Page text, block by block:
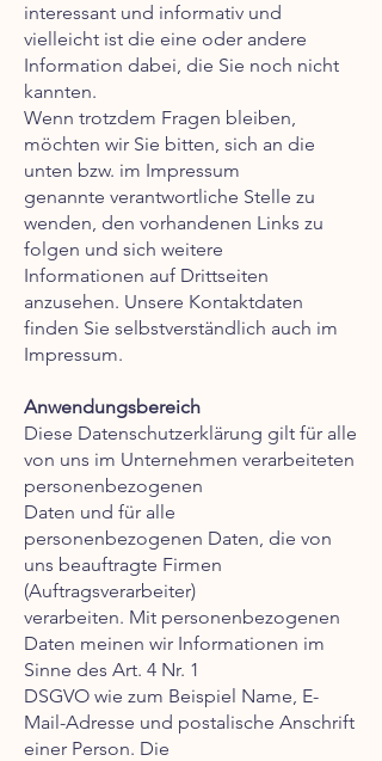
interessant und informativ und
vielleicht ist die eine oder andere
Information dabei, die Sie noch nicht
kannten.
Wenn trotzdem Fragen bleiben,
möchten wir Sie bitten, sich an die
unten bzw. im Impressum
genannte verantwortliche Stelle zu
wenden, den vorhandenen Links zu
folgen und sich weitere
Informationen auf Drittseiten
anzusehen. Unsere Kontaktdaten
finden Sie selbstverständlich auch im
Impressum.
Anwendungsbereich
Diese Datenschutzerklärung gilt für alle
von uns im Unternehmen verarbeiteten
personenbezogenen
Daten und für alle
personenbezogenen Daten, die von
uns beauftragte Firmen
(Auftragsverarbeiter)
verarbeiten. Mit personenbezogenen
Daten meinen wir Informationen im
Sinne des Art. 4 Nr. 1
DSGVO wie zum Beispiel Name, E-
Mail-Adresse und postalische Anschrift
einer Person. Die